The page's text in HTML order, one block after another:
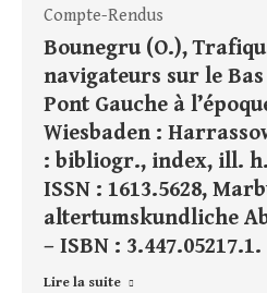
Compte-Rendus
Bounegru (O.),
navigateurs sur le
Pont Gauche à
Wiesbaden :
: bibliogr., index, ill.
ISSN : 1613.5628,
altertumskundliche
– ISBN : 3.447.05217.1.
Lire la suite